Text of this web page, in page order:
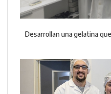
Desarrollan una gelatina